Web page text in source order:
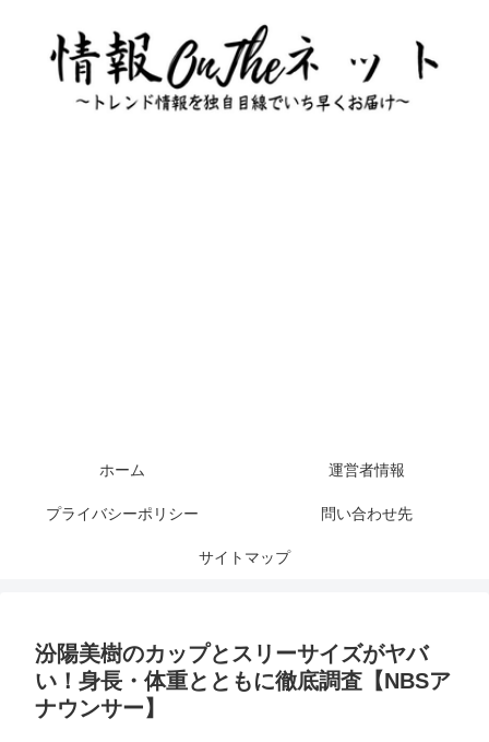
ホーム 運営者情報
プライバシーポリシー 問い合わせ先
サイトマップ
汾陽美樹のカップとスリーサイズがヤバ
い！身長・体重とともに徹底調査【NBSア
ナウンサー】